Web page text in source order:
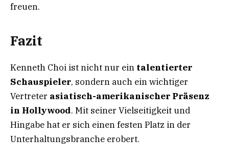
freuen.
Fazit
Kenneth Choi ist nicht nur ein talentierter
Schauspieler, sondern auch ein wichtiger
Vertreter asiatisch-amerikanischer Präsenz
in Hollywood. Mit seiner Vielseitigkeit und
Hingabe hat er sich einen festen Platz in der
Unterhaltungsbranche erobert.